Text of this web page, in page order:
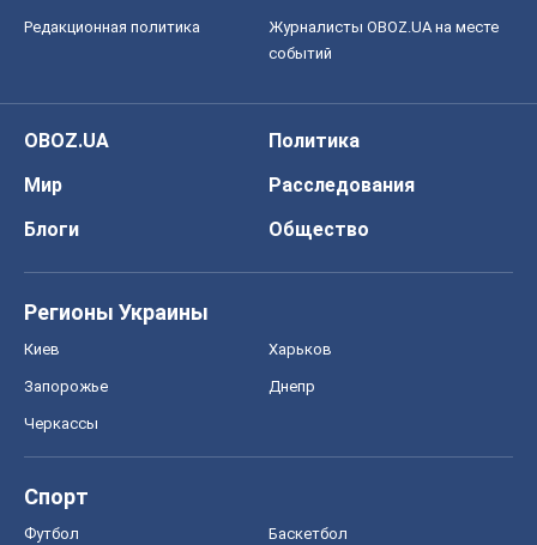
Редакционная политика
Журналисты OBOZ.UA на месте
событий
OBOZ.UA
Политика
Мир
Расследования
Блоги
Общество
Регионы Украины
Киев Харьков
Запорожье Днепр
Черкассы
Спорт
Футбол Баскетбол